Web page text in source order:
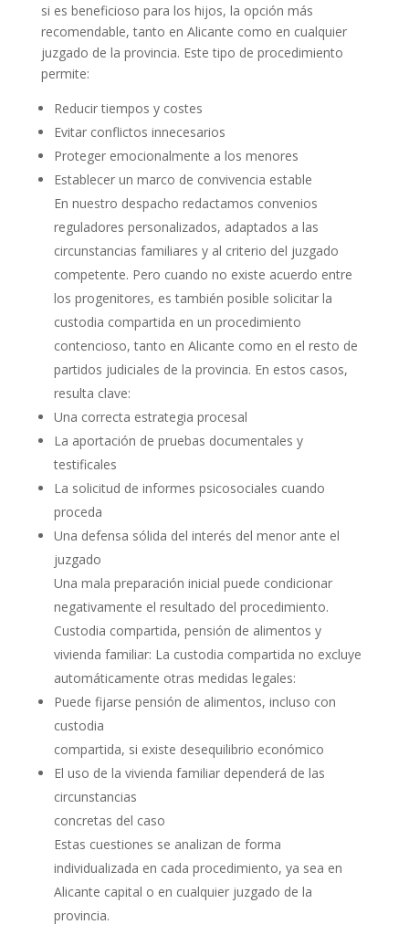
si es beneficioso para los hijos, la opción más
recomendable, tanto en Alicante como en cualquier
juzgado de la provincia. Este tipo de procedimiento
permite:
Reducir tiempos y costes
Evitar conflictos innecesarios
Proteger emocionalmente a los menores
Establecer un marco de convivencia estable
En nuestro despacho redactamos convenios
reguladores personalizados, adaptados a las
circunstancias familiares y al criterio del juzgado
competente. Pero cuando no existe acuerdo entre
los progenitores, es también posible solicitar la
custodia compartida en un procedimiento
contencioso, tanto en Alicante como en el resto de
partidos judiciales de la provincia. En estos casos,
resulta clave:
Una correcta estrategia procesal
La aportación de pruebas documentales y
testificales
La solicitud de informes psicosociales cuando
proceda
Una defensa sólida del interés del menor ante el
juzgado
Una mala preparación inicial puede condicionar
negativamente el resultado del procedimiento.
Custodia compartida, pensión de alimentos y
vivienda familiar: La custodia compartida no excluye
automáticamente otras medidas legales:
Puede fijarse pensión de alimentos, incluso con
custodia
compartida, si existe desequilibrio económico
El uso de la vivienda familiar dependerá de las
circunstancias
concretas del caso
Estas cuestiones se analizan de forma
individualizada en cada procedimiento, ya sea en
Alicante capital o en cualquier juzgado de la
provincia.